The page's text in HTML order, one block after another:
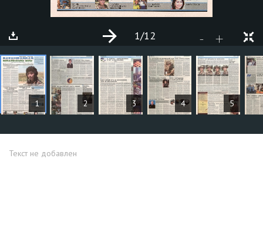
1 2 3 4 5
- +
1/12
СТАТЬИ
Текст не добавлен